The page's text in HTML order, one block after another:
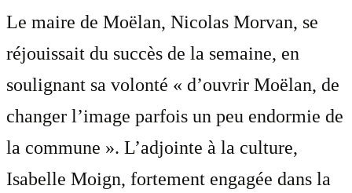
Le maire de Moëlan, Nicolas Morvan, se
réjouissait du succès de la semaine, en
soulignant sa volonté « d’ouvrir Moëlan, de
changer l’image parfois un peu endormie de
la commune ». L’adjointe à la culture,
Isabelle Moign, fortement engagée dans la